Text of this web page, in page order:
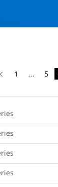
1 ... 5